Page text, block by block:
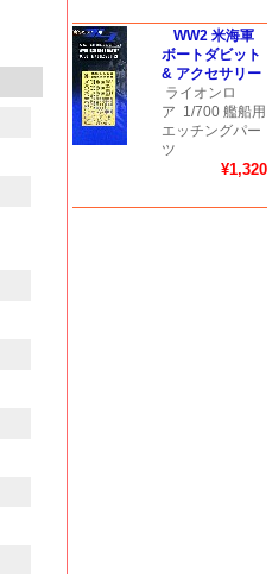
WW2 米海軍
ボートダビット
& アクセサリー
ライオンロ
ア 1/700 艦船用
エッチングパー
ツ
¥1,320